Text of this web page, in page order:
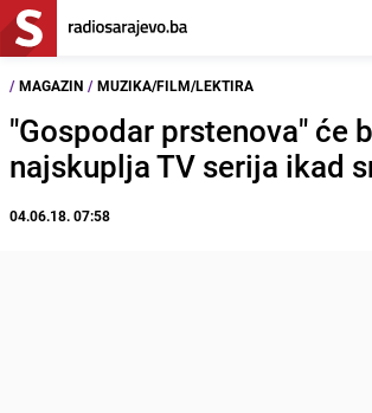
/ MAGAZIN / MUZIKA/FILM/LEKTIRA
"Gospodar prstenova" će
najskuplja TV serija ikad
04.06.18. 07:58